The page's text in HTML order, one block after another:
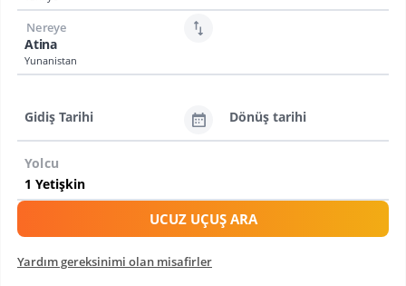
Atina
Yunanistan
Nereye
Gidiş Tarihi Dönüş tarihi
Yolcu
UCUZ UÇUŞ ARA
Yardım gereksinimi olan misafirler